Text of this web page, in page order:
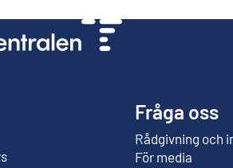
Fråga oss
Rådgivning och
För media